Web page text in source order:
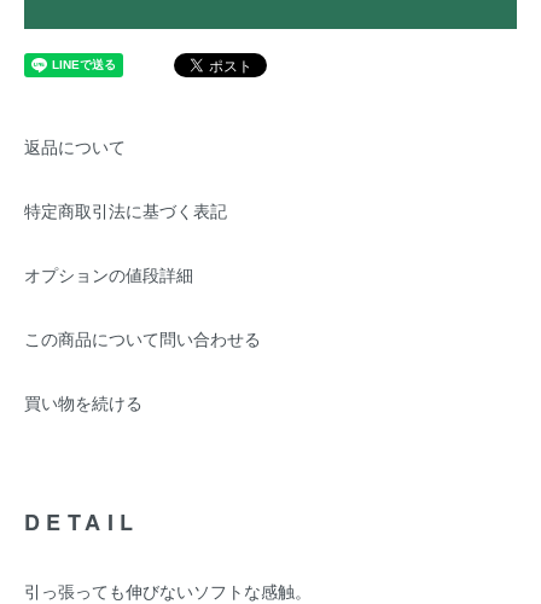
返品について
特定商取引法に基づく表記
オプションの値段詳細
この商品について問い合わせる
買い物を続ける
DETAIL
引っ張っても伸びないソフトな感触。